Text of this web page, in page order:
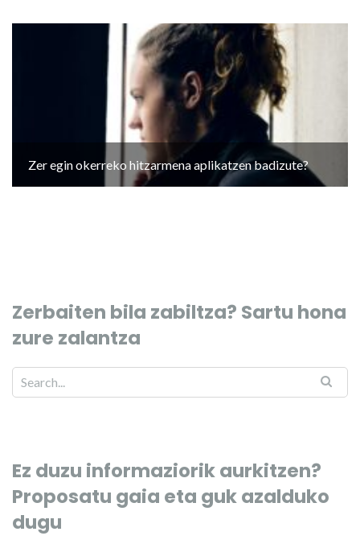
Zer egin okerreko hitzarmena aplikatzen badizute?
Zerbaiten bila zabiltza? Sartu hona
zure zalantza
Ez duzu informaziorik aurkitzen?
Proposatu gaia eta guk azalduko
dugu